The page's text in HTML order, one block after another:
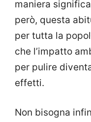
maniera
però, questa
per tutta la
che l’impatto
per pulire
effetti.
Non bisogna